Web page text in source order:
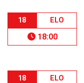
18 ELO
18:00
18 ELO